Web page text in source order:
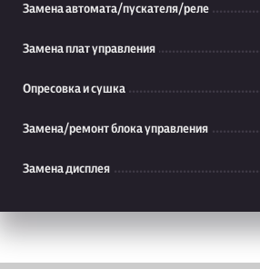
Замена автомата/пускателя/реле
Замена плат управления
Опресовка и сушка
Замена/ремонт блока управления
Замена дисплея